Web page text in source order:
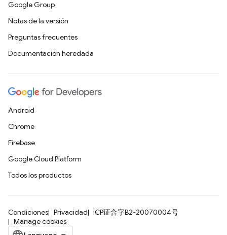
Google Group
Notas de la versión
Preguntas frecuentes
Documentación heredada
Android
Chrome
Firebase
Google Cloud Platform
Todos los productos
Condiciones Privacidad
ICP证合字B2-20070004号
Manage cookies